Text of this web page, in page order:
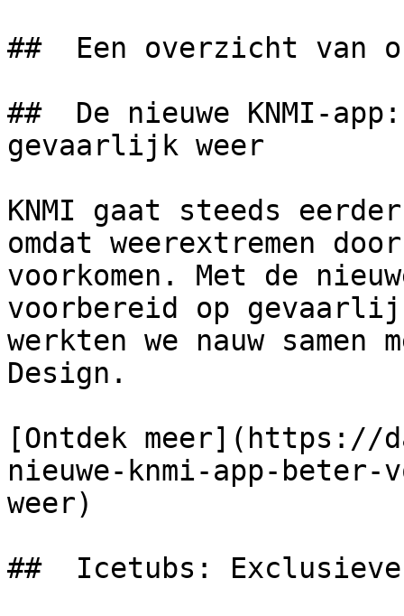
##  Een overzicht van
##  De nieuwe KNMI-
gevaarlijk weer
KNMI gaat steeds
omdat weerextremen
voorkomen. Met de
voorbereid op
werkten we nauw samen
Design.
[Ontdek meer](https://
nieuwe-knmi-app-
weer)
##  Icetubs: